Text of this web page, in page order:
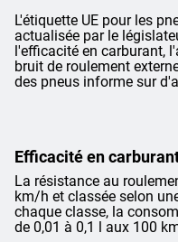
L'étiquette UE pour les
actualisée par le
l'efficacité en carburant,
bruit de roulement
des pneus informe sur
Efficacité en
La résistance au
km/h et classée selon
chaque classe, la
de 0,01 à 0,1 l aux 100